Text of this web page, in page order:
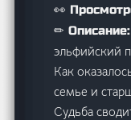
👀
✏ Описание:
эльфийский
Как
семье и
Судьба